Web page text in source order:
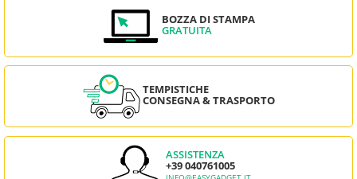
BOZZA DI STAMPA
GRATUITA
TEMPISTICHE
CONSEGNA & TRASPORTO
ASSISTENZA
+39 040761005